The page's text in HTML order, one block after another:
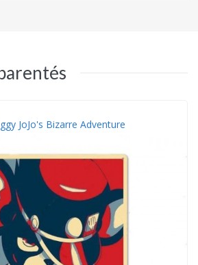
JoJo's Bizarre Adventure